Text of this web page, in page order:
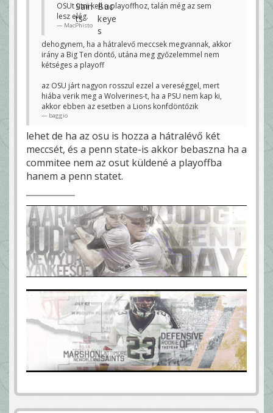
OSUt ütni kell a playoffhoz, talán még az sem
lesz elég.
MacPhisto
dehogynem, ha a hátralevő meccsek megvannak, akkor
irány a Big Ten döntő, utána meg győzelemmel nem
kétséges a playoff
az OSU járt nagyon rosszul ezzel a vereséggel, mert
hiába verik meg a Wolverines-t, ha a PSU nem kap ki,
akkor ebben az esetben a Lions konfdöntőzik
baggio
lehet de ha az osu is hozza a hátralévő két
meccsét, és a penn state-is akkor bebaszna ha a
commitee nem az osut küldené a playoffba
hanem a penn statet.